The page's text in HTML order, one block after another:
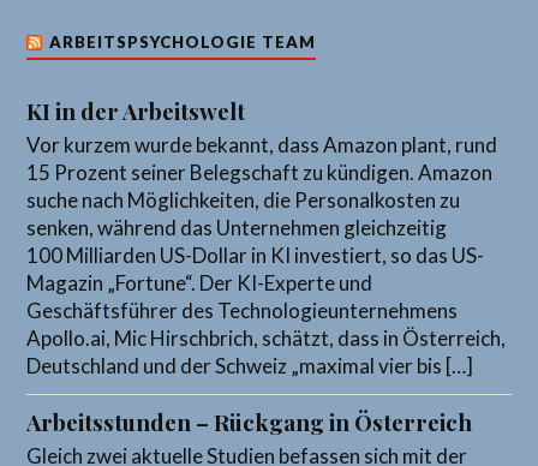
ARBEITSPSYCHOLOGIE TEAM
KI in der Arbeitswelt
Vor kurzem wurde bekannt, dass Amazon plant, rund
15 Prozent seiner Belegschaft zu kündigen. Amazon
suche nach Möglichkeiten, die Personalkosten zu
senken, während das Unternehmen gleichzeitig
100 Milliarden US-Dollar in KI investiert, so das US-
Magazin „Fortune“. Der KI-Experte und
Geschäftsführer des Technologieunternehmens
Apollo.ai, Mic Hirschbrich, schätzt, dass in Österreich,
Deutschland und der Schweiz „maximal vier bis […]
Arbeitsstunden – Rückgang in Österreich
Gleich zwei aktuelle Studien befassen sich mit der